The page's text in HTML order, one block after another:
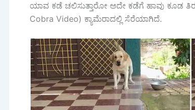
ಯಾವ ಕಡೆ ಚಲಿಸುತ್ತಾರೋ ಅದೇ ಕಡೆಗೆ ಹಾವು ಕೂಡ
Cobra Video) ಕ್ಯಾಮೆರಾದಲ್ಲಿ ಸೆರೆಯಾಗಿದೆ.